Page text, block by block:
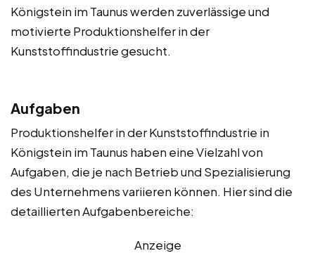
Königstein im Taunus werden zuverlässige und
motivierte Produktionshelfer in der
Kunststoffindustrie gesucht.
Aufgaben
Produktionshelfer in der Kunststoffindustrie in
Königstein im Taunus haben eine Vielzahl von
Aufgaben, die je nach Betrieb und Spezialisierung
des Unternehmens variieren können. Hier sind die
detaillierten Aufgabenbereiche:
Anzeige